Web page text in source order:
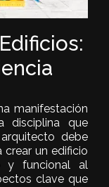
manifestación
disciplina que
debe
crear un edificio
y funcional al
clave que